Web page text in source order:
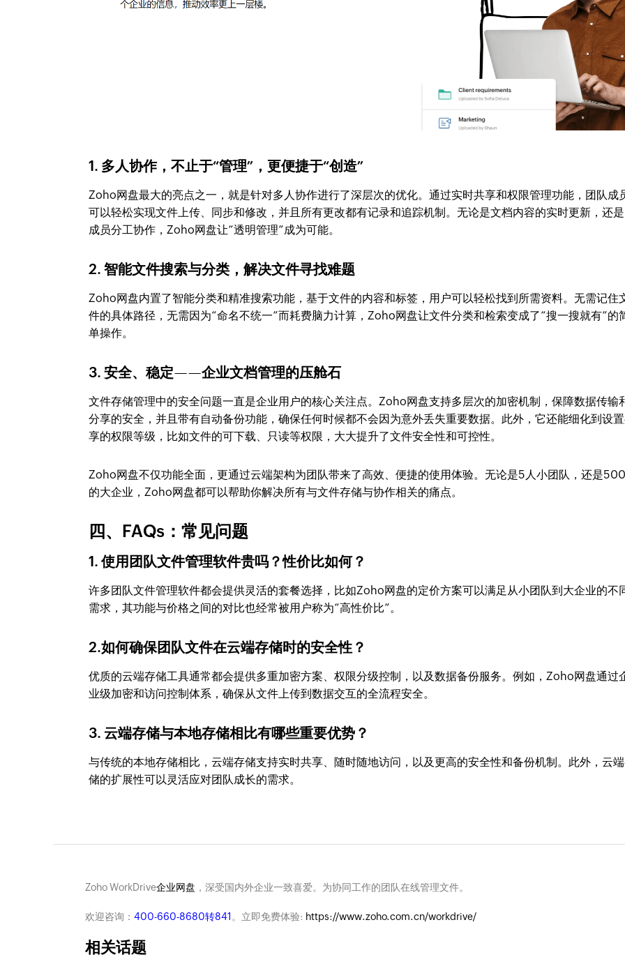
1. 多人协作，不止于“管理”，更便捷于“创造”
Zoho网盘最大的亮点之一，就是针对多人协作进行了深层次的优化。通过实时共享和权限管理功能，团队成
可以轻松实现文件上传、同步和修改，并且所有更改都有记录和追踪机制。无论是文档内容的实时更新，还
成员分工协作，Zoho网盘让“透明管理”成为可能。
2. 智能文件搜索与分类，解决文件寻找难题
Zoho网盘内置了智能分类和精准搜索功能，基于文件的内容和标签，用户可以轻松找到所需资料。无需记住
件的具体路径，无需因为“命名不统一”而耗费脑力计算，Zoho网盘让文件分类和检索变成了“搜一搜就有”的
单操作。
3. 安全、稳定——企业文档管理的压舱石
文件存储管理中的安全问题一直是企业用户的核心关注点。Zoho网盘支持多层次的加密机制，保障数据传输
分享的安全，并且带有自动备份功能，确保任何时候都不会因为意外丢失重要数据。此外，它还能细化到设
享的权限等级，比如文件的可下载、只读等权限，大大提升了文件安全性和可控性。
Zoho网盘不仅功能全面，更通过云端架构为团队带来了高效、便捷的使用体验。无论是5人小团队，还是
的大企业，Zoho网盘都可以帮助你解决所有与文件存储与协作相关的痛点。
四、FAQs：常见问题
1. 使用团队文件管理软件贵吗？性价比如何？
许多团队文件管理软件都会提供灵活的套餐选择，比如Zoho网盘的定价方案可以满足从小团队到大企业的不
需求，其功能与价格之间的对比也经常被用户称为“高性价比”。
2.如何确保团队文件在云端存储时的安全性？
优质的云端存储工具通常都会提供多重加密方案、权限分级控制，以及数据备份服务。例如，Zoho网盘通过
业级加密和访问控制体系，确保从文件上传到数据交互的全流程安全。
3. 云端存储与本地存储相比有哪些重要优势？
与传统的本地存储相比，云端存储支持实时共享、随时随地访问，以及更高的安全性和备份机制。此外，云
储的扩展性可以灵活应对团队成长的需求。
Zoho WorkDrive企业网盘 ，深受国内外企业一致喜爱。为协同工作的团队在线管理文件。
欢迎咨询： 400-660-8680转841 。立即免费体验: https://www.zoho.com.cn/workdrive/
相关话题